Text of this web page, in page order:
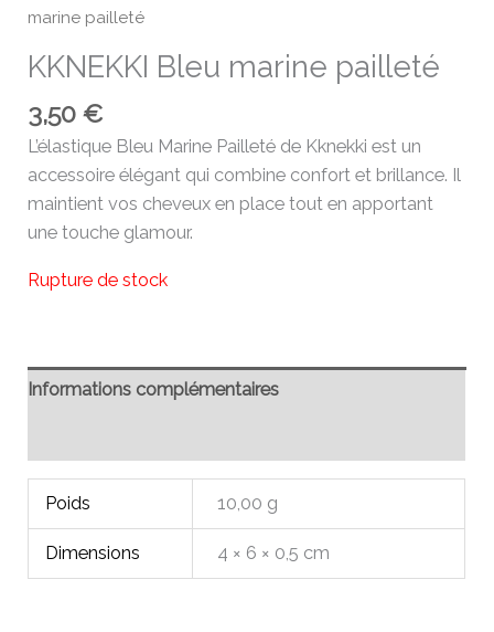
marine pailleté
KKNEKKI Bleu marine pailleté
3,50€
L’élastique Bleu Marine Pailleté de Kknekki est un
accessoire élégant qui combine confort et brillance. Il
maintient vos cheveux en place tout en apportant
une touche glamour.
Rupture de stock
Informations complémentaires
Poids 10,00 g
Dimensions 4 × 6 × 0,5 cm